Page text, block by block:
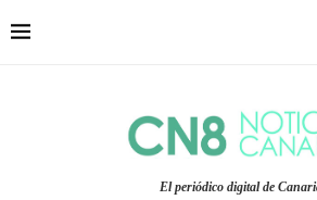
El periódico digital de